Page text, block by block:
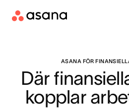
ASANA FÖR
Där
kopplar